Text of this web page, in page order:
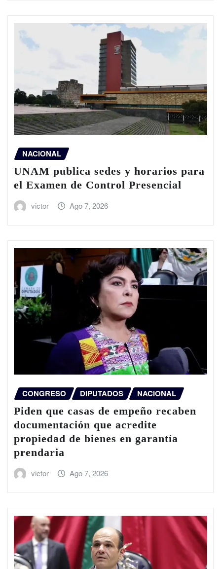
NACIONAL
UNAM publica sedes y horarios para
el Examen de Control Presencial
victor Ago 7, 2026
CONGRESO DIPUTADOS NACIONAL
Piden que casas de empeño recaben
documentación que acredite
propiedad de bienes en garantía
prendaria
victor Ago 7, 2026